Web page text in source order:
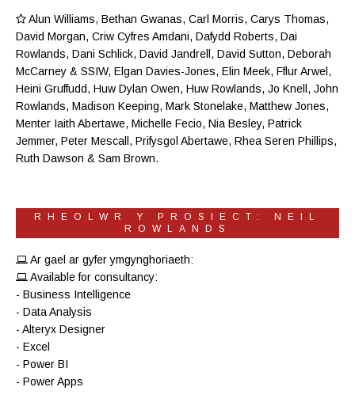
Alun Williams, Bethan Gwanas, Carl Morris, Carys Thomas,
David Morgan, Criw Cyfres Amdani, Dafydd Roberts, Dai
Rowlands, Dani Schlick, David Jandrell , David Sutton, Deborah
McCarney & SSIW, Elgan Davies-Jones, Elin Meek, Fflur Arwel,
Heini Gruffudd, Huw Dylan Owen, Huw Rowlands, Jo Knell , John
Rowlands, Madison Keeping, Mark Stonelake, Matthew Jones,
Menter Iaith Abertawe, Michelle Fecio, Nia Besley, Patrick
Jemmer, Peter Mescall , Prifysgol Abertawe, Rhea Seren Phillips,
Ruth Dawson & Sam Brown.
RHEOLWR Y PROSIECT: NEIL
ROWLANDS
Ar gael ar gyfer ymgynghoriaeth:
Available for consultancy:
- Business Intelligence
- Data Analysis
- Alteryx Designer
- Excel
- Power BI
- Power Apps